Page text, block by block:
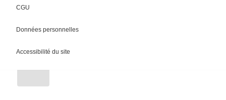
Chargement
CGU
Données personnelles
Accessibilité du site